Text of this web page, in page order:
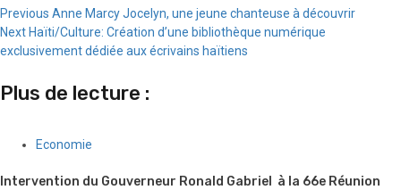
Continue
Reading
Previous Anne Marcy Jocelyn, une jeune chanteuse à découvrir
Next Haïti/Culture: Création d’une bibliothèque numérique
exclusivement dédiée aux écrivains haïtiens
Plus de lecture :
Economie
Intervention du Gouverneur Ronald Gabriel à la 66e Réunion